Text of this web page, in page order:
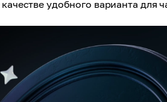
удобного варианта для